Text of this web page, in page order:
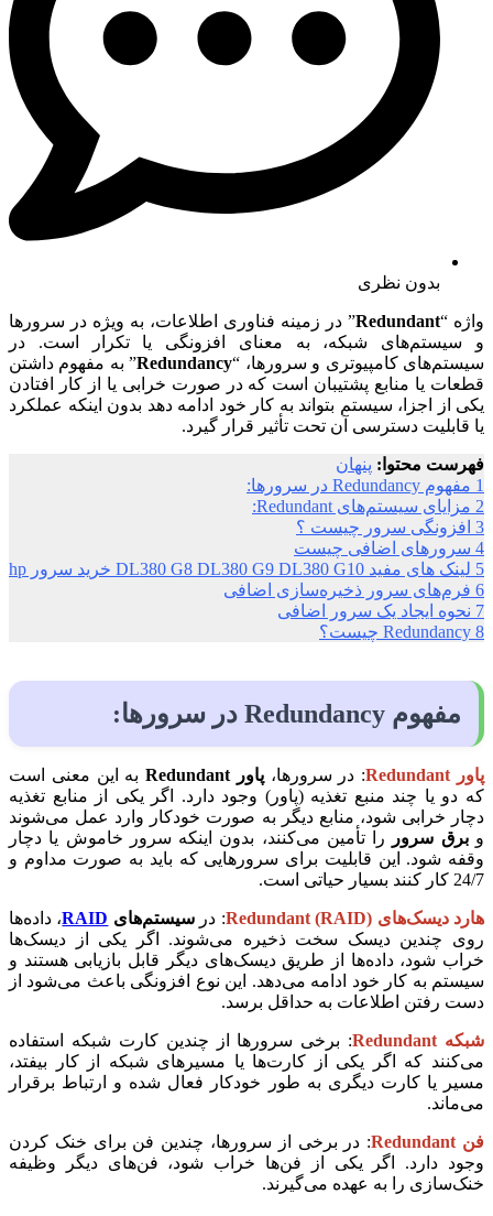
بدون نظری
واژه “Redundant” در زمینه فناوری اطلاعات، به ویژه در سرورها
و سیستم‌های شبکه، به معنای افزونگی یا تکرار است. در
سیستم‌های کامپیوتری و سرورها، “Redundancy” به مفهوم داشتن
قطعات یا منابع پشتیبان است که در صورت خرابی یا از کار افتادن
یکی از اجزا، سیستم بتواند به کار خود ادامه دهد بدون اینکه عملکرد
یا قابلیت دسترسی آن تحت تأثیر قرار گیرد.
فهرست محتوا: پنهان
1 مفهوم Redundancy در سرورها:
2 مزایای سیستم‌های Redundant:
3 افزونگی سرور چیست ؟
4 سرورهای اضافی چیست
5 لینک های مفید DL380 G8 DL380 G9 DL380 G10 خرید سرور hp
6 فرم‌های سرور ذخیره‌سازی اضافی
7 نحوه ایجاد یک سرور اضافی
8 Redundancy چیست؟
مفهوم Redundancy در سرورها:
پاور Redundant : در سرورها،پاور Redundant
به این معنی است
که دو یا چند منبع تغذیه (پاور) وجود دارد. اگر یکی از منابع تغذیه
دچار خرابی شود، منابع دیگر به صورت خودکار وارد عمل می‌شوند
وبرق سرور
را تأمین می‌کنند، بدون اینکه سرور خاموش یا دچار
وقفه شود. این قابلیت برای سرورهایی که باید به صورت مداوم و
24/7 کار کنند بسیار حیاتی است.
هارد دیسک‌های Redundant (RAID) : درسیستم‌های RAID، داده‌ها
روی چندین دیسک سخت ذخیره می‌شوند. اگر یکی از دیسک‌ها
خراب شود، داده‌ها از طریق دیسک‌های دیگر قابل بازیابی هستند و
سیستم به کار خود ادامه می‌دهد. این نوع افزونگی باعث می‌شود از
دست رفتن اطلاعات به حداقل برسد.
شبکه Redundant
: برخی سرورها از چندین کارت شبکه استفاده
می‌کنند که اگر یکی از کارت‌ها یا مسیرهای شبکه از کار بیفتد،
مسیر یا کارت دیگری به طور خودکار فعال شده و ارتباط برقرار
می‌ماند.
فن Redundant
: در برخی از سرورها، چندین فن برای خنک کردن
وجود دارد. اگر یکی از فن‌ها خراب شود، فن‌های دیگر وظیفه
خنک‌سازی را به عهده می‌گیرند.